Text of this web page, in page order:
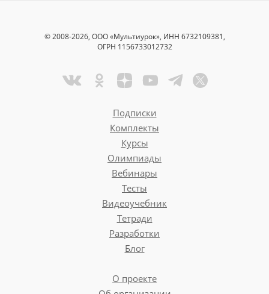
© 2008-2026, ООО «Мультиурок», ИНН 6732109381,
ОГРН 1156733012732
Подписки
Комплекты
Курсы
Олимпиады
Вебинары
Тесты
Видеоучебник
Тетради
Разработки
Блог
О проекте